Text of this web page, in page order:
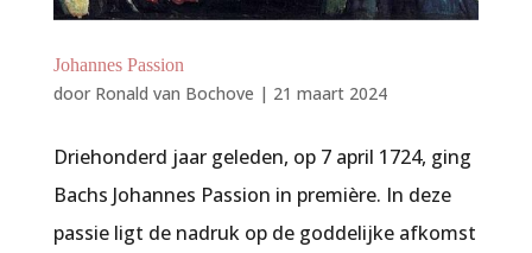
Johannes Passion
door Ronald van Bochove | 21 maart 2024
Driehonderd jaar geleden, op 7 april 1724, ging
Bachs Johannes Passion in première. In deze
passie ligt de nadruk op de goddelijke afkomst